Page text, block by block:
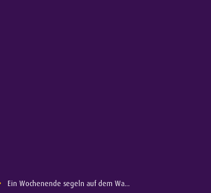
Current:
Ein Wochenende segeln auf dem Wattenmeer / IJsselmeer ab Harlingen